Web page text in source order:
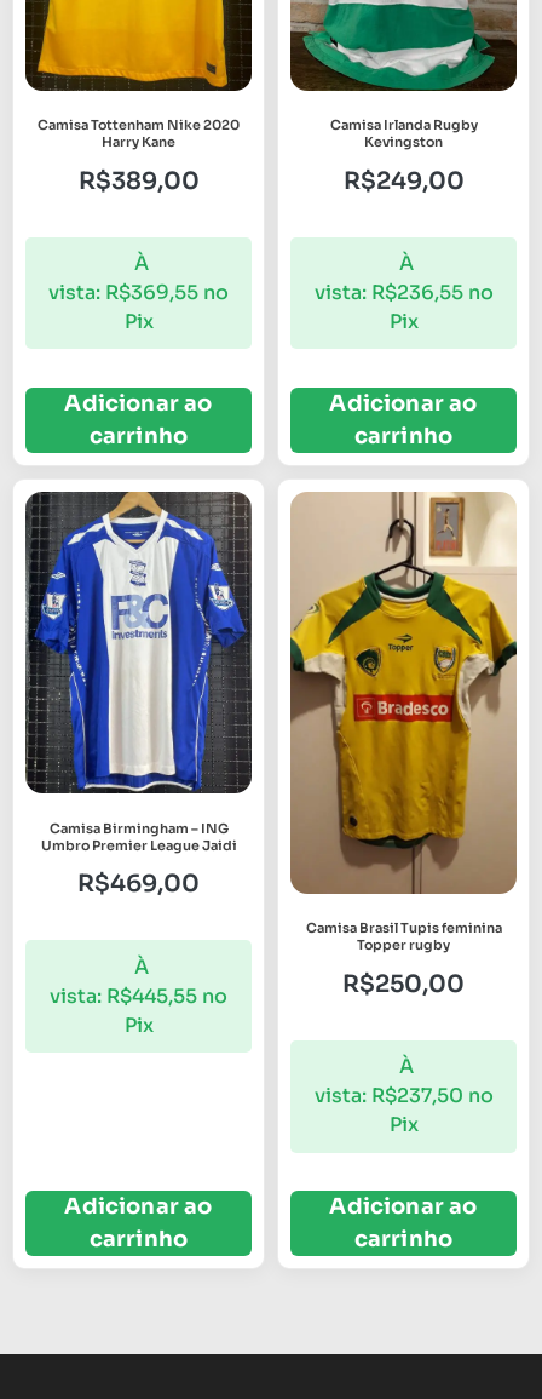
Camisa Tottenham Nike 2020
Harry Kane
R$389,00
À
vista: R$369,55 no
Pix
Adicionar ao
carrinho
Camisa Irlanda Rugby
Kevingston
R$249,00
À
vista: R$236,55 no
Pix
Adicionar ao
carrinho
Camisa Birmingham – ING
Umbro Premier League Jaidi
R$469,00
À
vista: R$445,55 no
Pix
Adicionar ao
carrinho
Camisa Brasil Tupis feminina
Topper rugby
R$250,00
À
vista: R$237,50 no
Pix
Adicionar ao
carrinho